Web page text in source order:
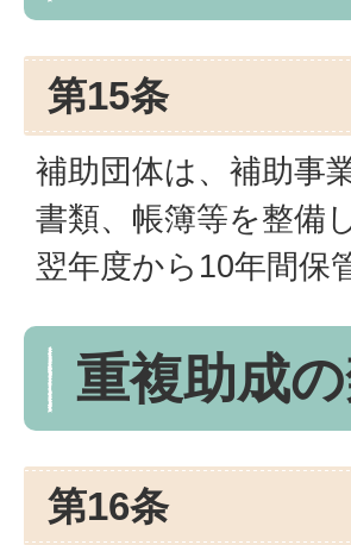
第15条
補助団体は、補助事
書類、帳簿等を整備
翌年度から10年間保
重複助成
第16条